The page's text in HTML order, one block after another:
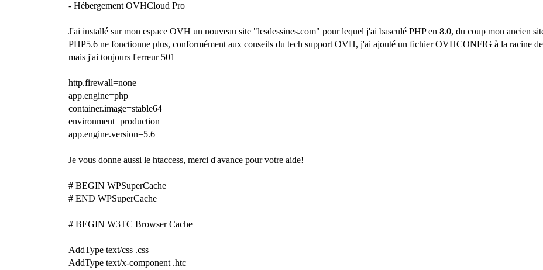
- Hébergement OVHCloud Pro
J'ai installé sur mon espace OVH un nouveau site "lesdessines.com" pour lequel j'ai basculé PHP en 8.0, du coup mon ancien
PHP5.6 ne fonctionne plus, conformément aux conseils du tech support OVH, j'ai ajouté un fichier OVHCONFIG à la racine
mais j'ai toujours l'erreur 501
http.firewall=none
app.engine=php
container.image=stable64
environment=production
app.engine.version=5.6
Je vous donne aussi le htaccess, merci d'avance pour votre aide!
# BEGIN WPSuperCache
# END WPSuperCache
# BEGIN W3TC Browser Cache
AddType text/css .css
AddType text/x-component .htc